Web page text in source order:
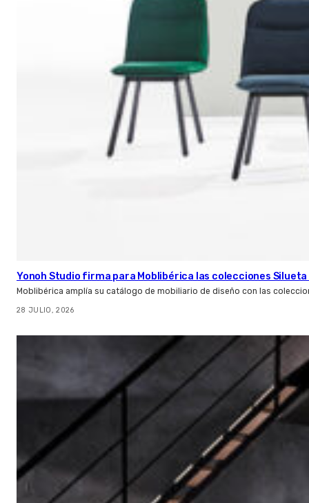
Yonoh Studio firma para Moblibérica las colecciones Silueta
Moblibérica amplía su catálogo de mobiliario de diseño con las
28 JULIO, 2026